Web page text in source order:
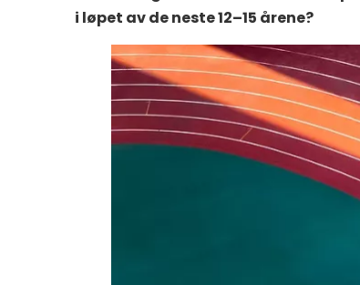
i løpet av de neste 12–15 årene?